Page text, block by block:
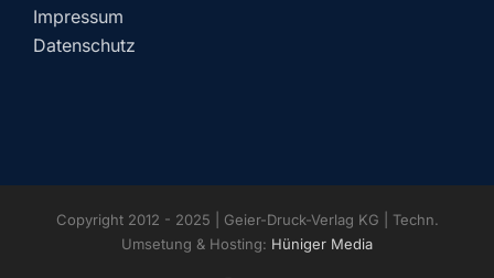
Impressum
Datenschutz
Copyright 2012 - 2025 | Geier-Druck-Verlag KG | Techn.
Umsetung & Hosting: Hüniger Media